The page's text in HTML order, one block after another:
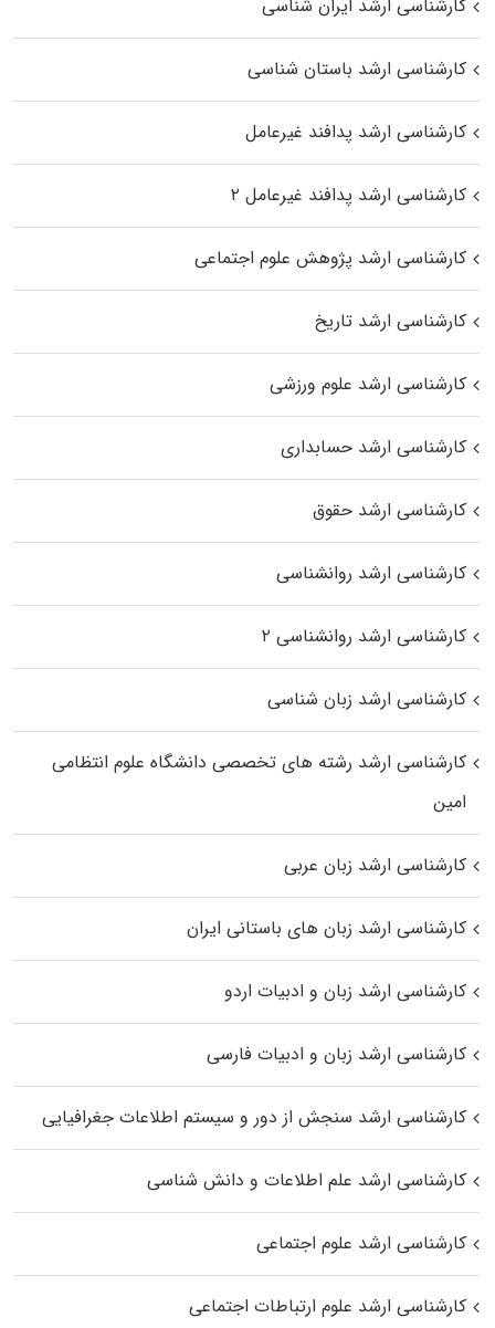
کارشناسی ارشد ایران شناسی
کارشناسی ارشد باستان شناسی
کارشناسی ارشد پدافند غیرعامل
کارشناسی ارشد پدافند غیرعامل ۲
کارشناسی ارشد پژوهش علوم اجتماعی
کارشناسی ارشد تاریخ
کارشناسی ارشد علوم ورزشی
کارشناسی ارشد حسابداری
کارشناسی ارشد حقوق
کارشناسی ارشد روانشناسی
کارشناسی ارشد روانشناسی ۲
کارشناسی ارشد زبان شناسی
کارشناسی ارشد رﺷﺘﻪ ﻫﺎی تخصصی داﻧﺸﮕﺎه ﻋﻠﻮم انتظامی
اﻣﻴﻦ
کارشناسی ارشد زبان عربی
کارشناسی ارشد زبان‌ های باستانی ایران
کارشناسی ارشد زبان و ادبیات اردو
کارشناسی ارشد زبان و ادبیات فارسی
کارشناسی ارشد سنجش از دور و سیستم اطلاعات جغرافیایی
کارشناسی ارشد علم اطلاعات و دانش شناسی
کارشناسی ارشد علوم اجتماعی
کارشناسی ارشد علوم ارتباطات اجتماعی